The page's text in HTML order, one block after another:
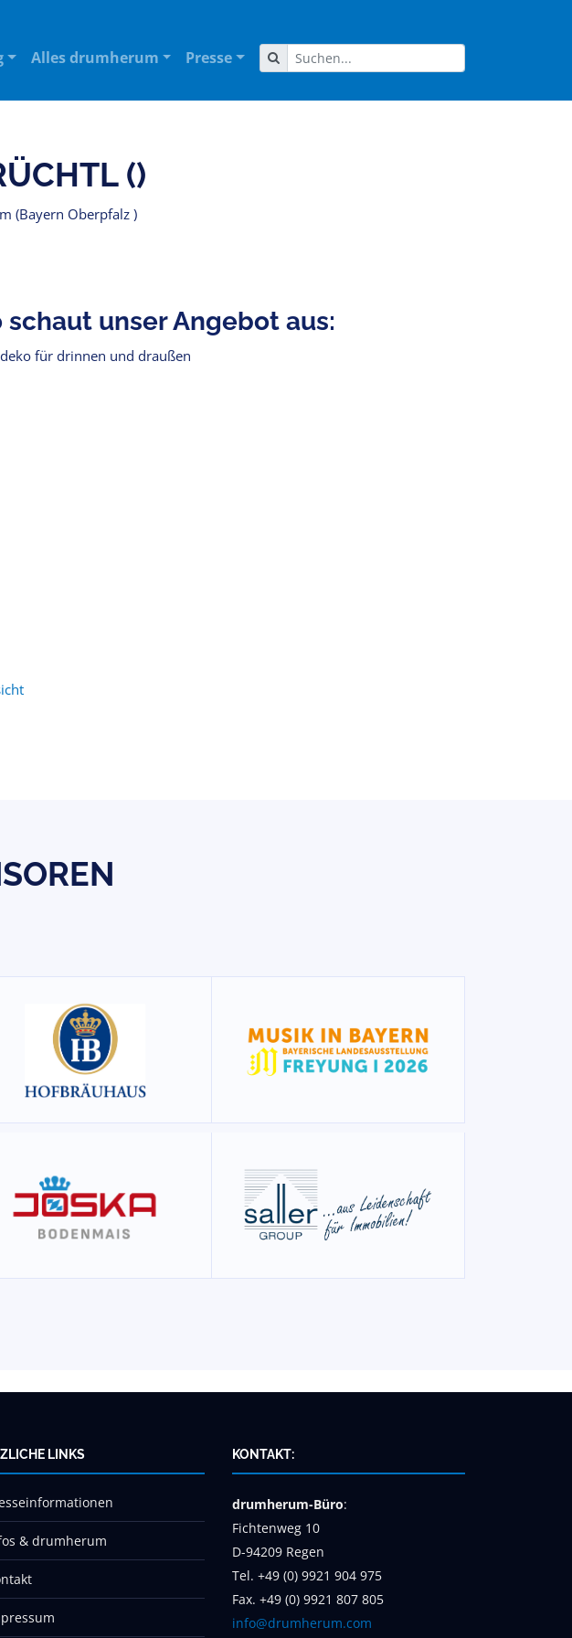
Alles drumherum Presse
()
(Bayern Oberpfalz )
schaut unser Angebot aus:
für drinnen und draußen
LINKS
& drumherum
KONTAKT:
drumherum-Büro:
Fichtenweg 10
D-94209 Regen
Tel. +49 (0) 9921 904 975
Fax. +49 (0) 9921 807 805
info@drumherum.com